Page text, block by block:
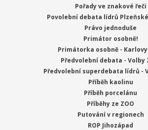
Pořady ve znakové řeči
Povolební debata lídrů
Právo jednoduše
Primátor osobně!
Primátorka osobně -
Předvolební debata - Volby
Předvolební superdebata lídrů -
Příběh kaolinu
Příběh porcelánu
Příběhy ze ZOO
Putování v regionech
ROP Jihozápad